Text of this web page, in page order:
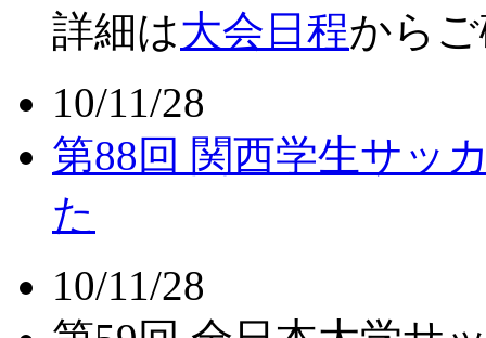
詳細は大会日程から
10/11/28
第88回 関西学生サッ
た
10/11/28